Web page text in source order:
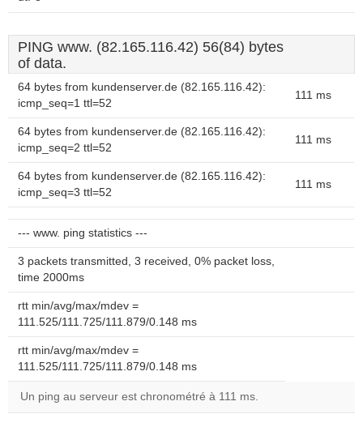
PING www. (82.165.116.42) 56(84) bytes
of data.
64 bytes from kundenserver.de (82.165.116.42):
icmp_seq=1 ttl=52
111 ms
64 bytes from kundenserver.de (82.165.116.42):
icmp_seq=2 ttl=52
111 ms
64 bytes from kundenserver.de (82.165.116.42):
icmp_seq=3 ttl=52
111 ms
--- www. ping statistics ---
3 packets transmitted, 3 received, 0% packet loss,
time 2000ms
rtt min/avg/max/mdev =
111.525/111.725/111.879/0.148 ms
rtt min/avg/max/mdev =
111.525/111.725/111.879/0.148 ms
Un ping au serveur est chronométré à 111 ms.